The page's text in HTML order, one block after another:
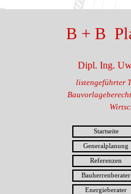
B + B
Dipl. Ing.
listengeführter
Startseite
Generalplanung
Referenzen
Bauherrenberater
Energieberater